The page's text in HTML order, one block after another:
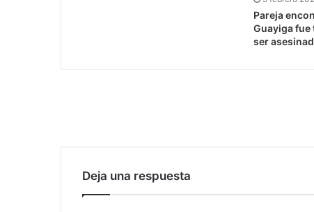
Pareja
Guayiga fue
ser
Deja una respuesta